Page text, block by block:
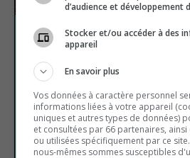
Les énergies
renouvelables
Enrichis ta culture générale
connaissances tout en
quiz Les énergies
d’audience et développement
Stocker et/ou accéder à des
appareil
En savoir plus
Vos données à caractère personnel
informations liées à votre appareil
uniques et autres types de données)
et consultées par 66 partenaires,
ou utilisées spécifiquement par ce
nous-mêmes sommes susceptibles